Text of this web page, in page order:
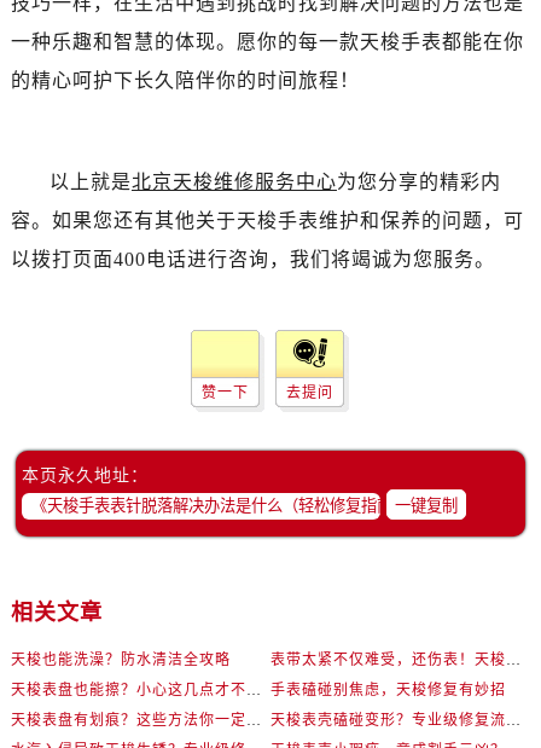
一种乐趣和智慧的体现。愿你的每一款天梭手表都能在你
的精心呵护下长久陪伴你的时间旅程！
以上就是北京天梭维修服务中心为您分享的精彩内
容。如果您还有其他关于天梭手表维护和保养的问题，可
以拨打页面400电话进行咨询，我们将竭诚为您服务。
赞一下 去提问
本页永久地址：
一键复制
相关文章
天梭也能洗澡？防水清洁全攻略
手表磕碰别焦虑，天梭修复有妙招